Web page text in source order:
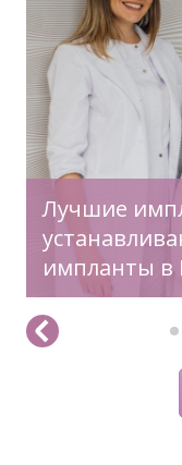
Лучшие
импланты в
Время
улыбке,